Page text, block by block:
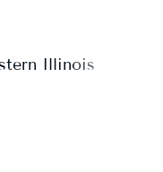
Illinois